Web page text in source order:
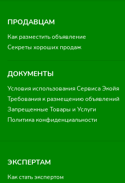
ПРОДАВЦАМ
Как разместить объявление
Секреты хороших продаж
ДОКУМЕНТЫ
Условия использования Сервиса Экойя
Требования к размещению объявлений
Запрещенные Товары и Услуги
Политика конфиденциальности
ЭКСПЕРТАМ
Как стать экспертом